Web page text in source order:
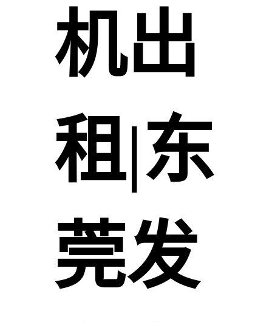
机出
租|东
莞发